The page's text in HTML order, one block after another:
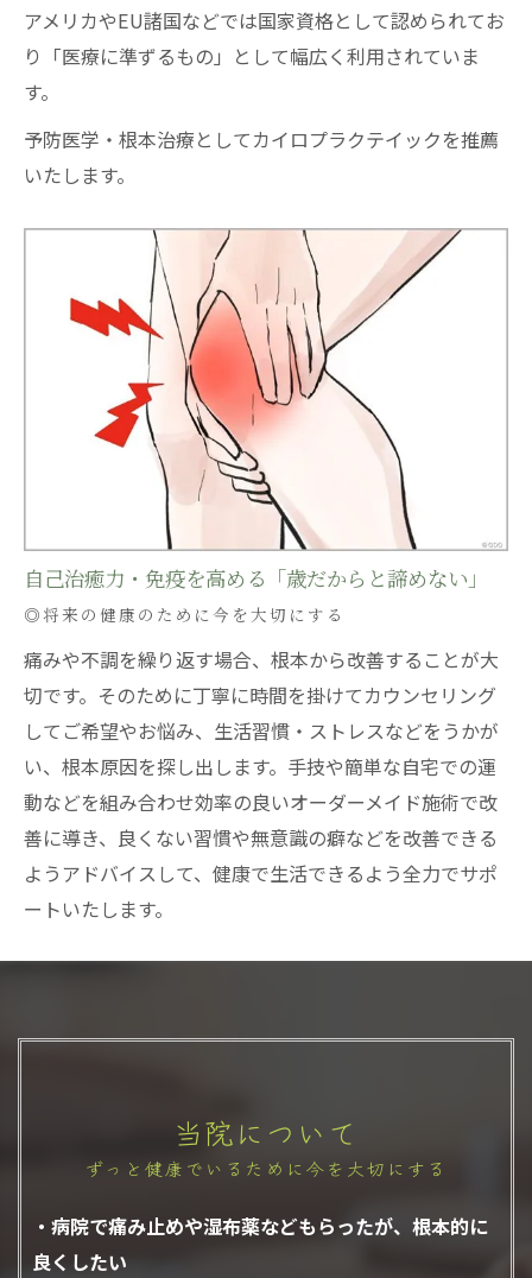
アメリカやEU諸国などでは国家資格として認められてお
り「医療に準ずるもの」として幅広く利用されていま
す。
予防医学・根本治療としてカイロプラクテイックを推薦
いたします。
自己治癒力・免疫を高める「歳だからと諦めない」
◎将来の健康のために今を大切にする
痛みや不調を繰り返す場合、根本から改善することが大
切です。そのために丁寧に時間を掛けてカウンセリング
してご希望やお悩み、生活習慣・ストレスなどをうかが
い、根本原因を探し出します。手技や簡単な自宅での運
動などを組み合わせ効率の良いオーダーメイド施術で改
善に導き、良くない習慣や無意識の癖などを改善できる
ようアドバイスして、健康で生活できるよう全力でサポ
ートいたします。
ずっと健康でいるために今を大切にする
当院について
・病院で痛み止めや湿布薬などもらったが、根本的に
良くしたい